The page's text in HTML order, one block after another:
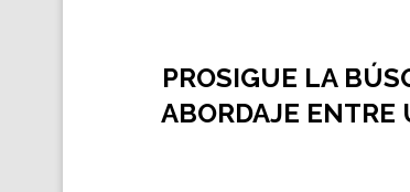
PROSIGUE LA
ABORDAJE ENTRE